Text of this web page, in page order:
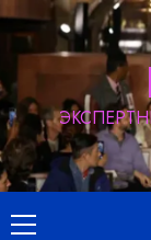
Skip
content
Primary